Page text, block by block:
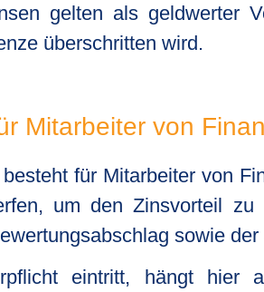
gelten als geldwerter
überschritten wird.
Mitarbeiter von
für Mitarbeiter von
um den Zinsvorteil
sowie
eintritt, hängt hier